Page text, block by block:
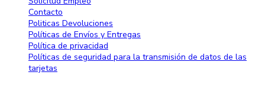
Contacto
Politicas Devoluciones
Políticas de Envíos y Entregas
Política de privacidad
Políticas de seguridad para la transmisión de datos de las
tarjetas